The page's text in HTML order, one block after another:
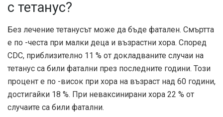
с тетанус?
Без лечение тетанусът може да бъде фатален. Смъртта
е по -честа при малки деца и възрастни хора. Според
CDC, приблизително 11 % от докладваните случаи на
тетанус са били фатални през последните години. Този
процент е по -висок при хора на възраст над 60 години,
достигайки 18 %. При неваксинирани хора 22 % от
случаите са били фатални.